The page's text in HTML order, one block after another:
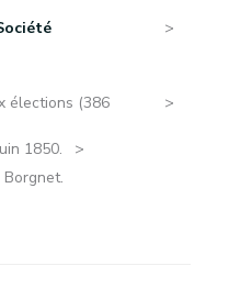
élections (386
1850.